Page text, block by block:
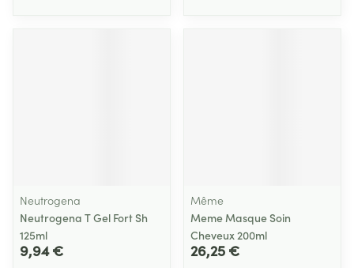
Neutrogena
Neutrogena T Gel Fort Sh
125ml
9,94 €
Même
Meme Masque Soin
Cheveux 200ml
26,25 €